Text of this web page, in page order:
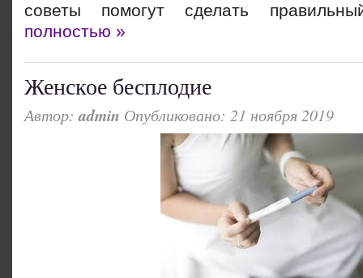
советы помогут сделать
полностью »
Женское бесплодие
Автор:admin Опубликовано: 21 ноября 2019